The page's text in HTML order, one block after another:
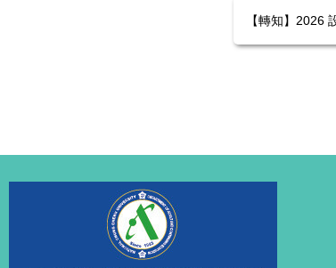
【轉知】2026